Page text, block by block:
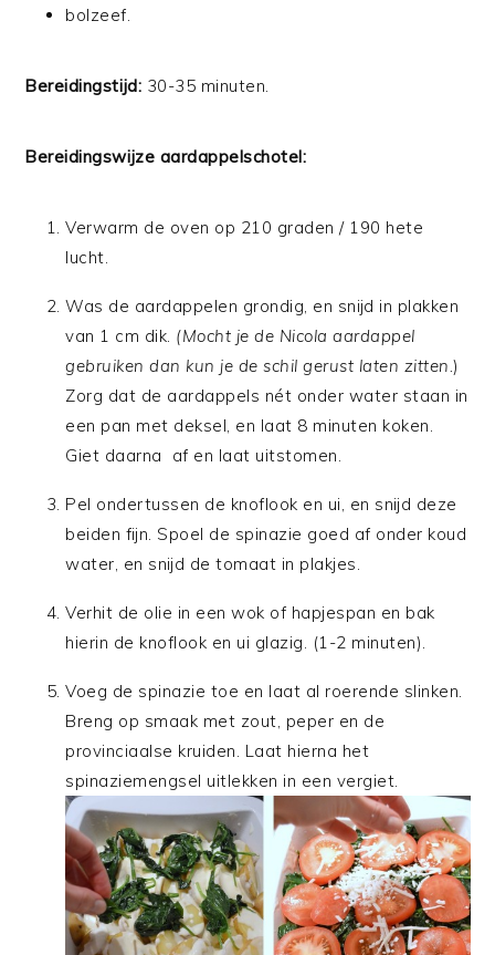
bolzeef.
Bereidingstijd: 30-35 minuten.
Bereidingswijze aardappelschotel:
Verwarm de oven op 210 graden / 190 hete
lucht.
Was de aardappelen grondig, en snijd in plakken
van 1 cm dik. (Mocht je de Nicola aardappel
gebruiken dan kun je de schil gerust laten zitten.)
Zorg dat de aardappels nét onder water staan in
een pan met deksel, en laat 8 minuten koken.
Giet daarna af en laat uitstomen.
Pel ondertussen de knoflook en ui, en snijd deze
beiden fijn. Spoel de spinazie goed af onder koud
water, en snijd de tomaat in plakjes.
Verhit de olie in een wok of hapjespan en bak
hierin de knoflook en ui glazig. (1-2 minuten).
Voeg de spinazie toe en laat al roerende slinken.
Breng op smaak met zout, peper en de
provinciaalse kruiden. Laat hierna het
spinaziemengsel uitlekken in een vergiet.